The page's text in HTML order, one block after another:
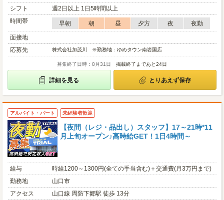
シフト
週2日以上 1日5時間以上
時間帯
早朝 朝 昼 夕方 夜
夜勤
面接地
応募先
株式会社加茂川 ※勤務地：ゆめタウン南岩国店
募集終了日時：8月31日 掲載終了まであと24日
詳細を見る とりあえず保存
アルバイト・パート 未経験者歓迎
【夜間（レジ・品出し）スタッフ】17～21時*11
月上旬オープン♪高時給GET！1日4時間～
給与
時給1200～1300円(全ての手当含む)＋交通費(月3万円まで)
勤務地
山口市
アクセス
山口線 周防下郷駅 徒歩 13分